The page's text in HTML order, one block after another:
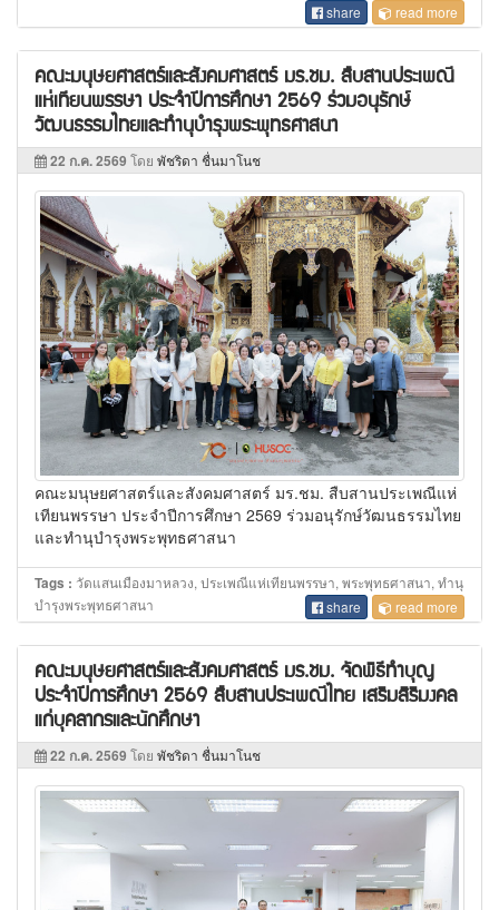
share
read more
คณะมนุษยศาสตร์และสังคมศาสตร์ มร.ชม. สืบสานประเพณี
แห่เทียนพรรษา ประจำปีการศึกษา 2569 ร่วมอนุรักษ์
วัฒนธรรมไทยและทำนุบำรุงพระพุทธศาสนา
22 ก.ค. 2569 โดย พัชริดา ชื่นมาโนช
คณะมนุษยศาสตร์และสังคมศาสตร์ มร.ชม. สืบสานประเพณีแห่
เทียนพรรษา ประจำปีการศึกษา 2569 ร่วมอนุรักษ์วัฒนธรรมไทย
และทำนุบำรุงพระพุทธศาสนา
Tags : วัดแสนเมืองมาหลวง, ประเพณีแห่เทียนพรรษา, พระพุทธศาสนา, ทำนุ
บำรุงพระพุทธศาสนา
share read more
คณะมนุษยศาสตร์และสังคมศาสตร์ มร.ชม. จัดพิธีทำบุญ
ประจำปีการศึกษา 2569 สืบสานประเพณีไทย เสริมสิริมงคล
แก่บุคลากรและนักศึกษา
22 ก.ค. 2569 โดย พัชริดา ชื่นมาโนช